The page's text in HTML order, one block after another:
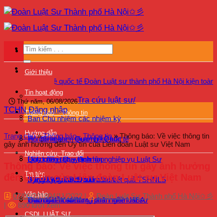
Bỏ
qua
nội
Giới thiệu
Ban Chủ nhiệm các nhiệm kỳ
Hội đồng khen thưởng kỷ luật
Quy chế – Quy định
Kỷ yếu 40 năm Đoàn LSHN
Tin hoạt động
Tin đối ngoại – Quan hệ Quốc tế
Bồi dưỡng chuyên môn nghiệp vụ Luật Sư
Bảo vệ quyền lợi luật sư
Giám sát hoạt động hành nghề luật sư
Thông báo – Thông tin
Lịch công tác – Lịch họp
Bồi dưỡng – Đào tạo
Hướng dẫn
Đăng ký tham dự kiểm tra kết quả TSHNLS
Hướng dẫn sử dụng phần mềm HBA
Nghiên cứu, Trao đổi
Trao đổi – Ý kiến
Tin tức
Văn bản
CSDL LUẬT SƯ
Quan hệ quốc tế Đoàn Luật sư thành phố Hà Nội kiện toàn tổ
Thứ năm, 06/08/2026Tra cứu luật sư/
TCHN Đăng nhập
Trang chủ»Thông báo - Thông tin»Thông báo: Về việc thông tin
gây ảnh hưởng đến Uy tín của Liên đoàn Luật sư Việt Nam
Thông báo: Về việc thông tin gây ảnh hưởng
đến Uy tín của Liên đoàn Luật sư Việt Nam
07/06/201804/11/2022 |
Đoàn Luật Sư Thành phố Hà Nội✩彡
|
890 lượt xem